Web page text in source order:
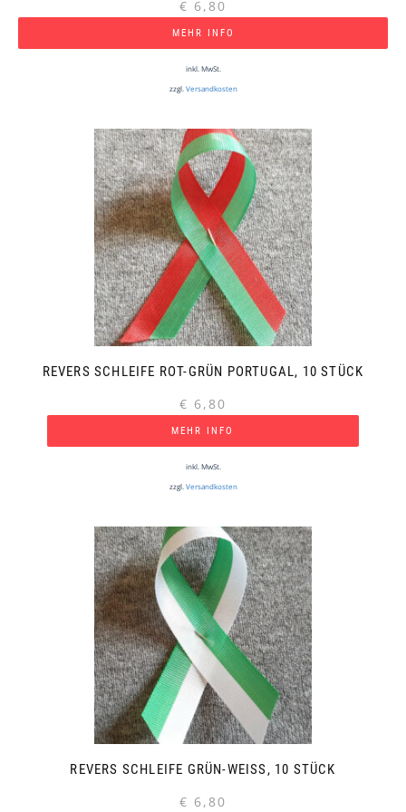
€ 6,80
MEHR INFO
inkl. MwSt.
zzgl. Versandkosten
REVERS SCHLEIFE ROT-GRÜN PORTUGAL, 10 STÜCK
€ 6,80
MEHR INFO
inkl. MwSt.
zzgl. Versandkosten
REVERS SCHLEIFE GRÜN-WEISS, 10 STÜCK
€ 6,80